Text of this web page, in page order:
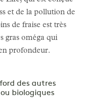
et de la pollution de
de fraise est très
gras oméga qui
profondeur.
des autres
biologiques